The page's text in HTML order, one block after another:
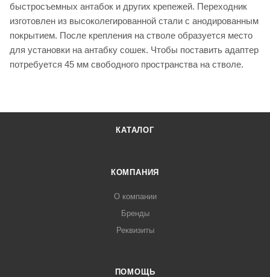
быстросъемных антабок и других крепежей. Переходник
изготовлен из высоколегированной стали с анодированным
покрытием. После крепления на стволе образуется место
для установки на антабку сошек. Чтобы поставить адаптер
потребуется 45 мм свободного пространства на стволе.
КАТАЛОГ
КОМПАНИЯ
О компании
Бренды
Реквизиты
ПОМОЩЬ